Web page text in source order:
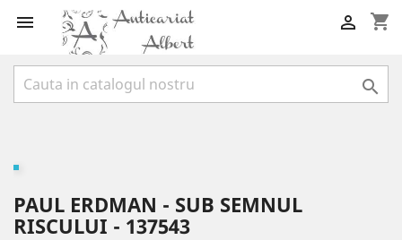
 shopping_cart


PAUL ERDMAN - SUB SEMNUL
RISCULUI - 137543